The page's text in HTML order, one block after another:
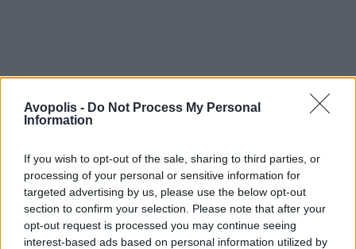
Avopolis - Do Not Process My Personal
Information
If you wish to opt-out of the sale, sharing to third parties, or
processing of your personal or sensitive information for
targeted advertising by us, please use the below opt-out
section to confirm your selection. Please note that after your
opt-out request is processed you may continue seeing
interest-based ads based on personal information utilized by